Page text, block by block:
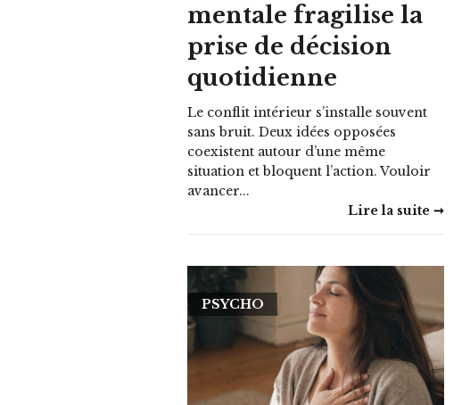
mentale fragilise la
prise de décision
quotidienne
Le conflit intérieur s’installe souvent
sans bruit. Deux idées opposées
coexistent autour d’une même
situation et bloquent l’action. Vouloir
avancer...
Lire la suite ➞
PSYCHO